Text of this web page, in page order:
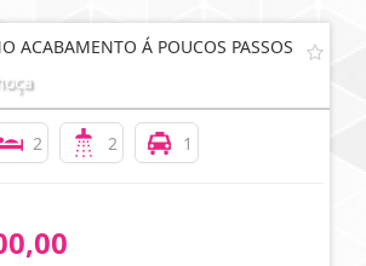
ACABAMENTO Á POUCOS PASSOS
2 2 1